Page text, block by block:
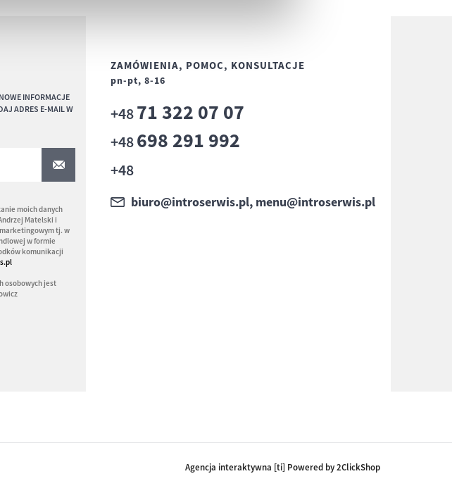
INFORMACJE
ADRES E-MAIL W
moich danych
Matelski i
tj. w
w formie
komunikacji
osobowych jest
ZAMÓWIENIA, POMOC, KONSULTACJE
pn-pt, 8-16
+4871 322 07 07
+48698 291 992
+48
biuro@introserwis.pl, menu@introserwis.pl
Agencja interaktywna [ti] Powered by 2ClickShop